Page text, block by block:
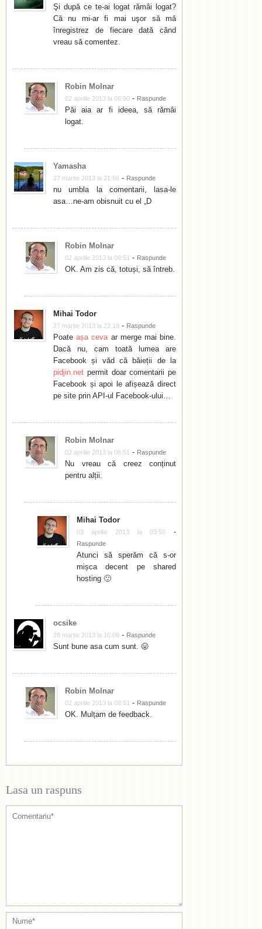
Şi după ce te-ai logat rămâi logat?
Că nu mi-ar fi mai uşor să mă
înregistrez de fiecare dată când
vreau să comentez.
Robin Molnar
02 aprilie 2013 la 08:50 - Raspunde
Păi aia ar fi ideea, să rămâi
logat.
Yamasha
27 martie 2013 la 21:56 - Raspunde
nu umbla la comentarii, lasa-le
asa…ne-am obisnuit cu el „D
Robin Molnar
02 aprilie 2013 la 08:51 - Raspunde
OK. Am zis că, totuși, să întreb.
Mihai Todor
27 martie 2013 la 22:19 - Raspunde
Poateașa cevaar merge mai bine.
Dacă nu, cam toată lumea are
Facebook și văd că băieții de la
pidjin.net permit doar comentarii pe
Facebook și apoi le afișează direct
pe site prin API-ul Facebook-ului…
Robin Molnar
02 aprilie 2013 la 08:51 - Raspunde
Nu vreau că creez conținut
pentru alții.
Mihai Todor
03 aprilie 2013 la 03:50-
Raspunde
Atunci să sperăm că s-or
mișca decent pe shared
hosting 🙂
ocsike
28 martie 2013 la 10:09 - Raspunde
Sunt bune asa cum sunt. 😛
Robin Molnar
02 aprilie 2013 la 08:51 - Raspunde
OK. Mulțam de feedback.
Lasa un raspuns